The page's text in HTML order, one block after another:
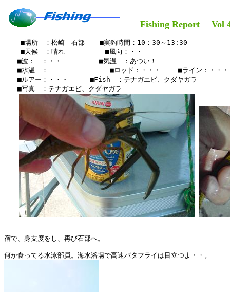
Fishing Report Vol
    ■場所　：松崎　石部　  ■実釣時間：10：30～13:30
    ■天候　：晴れ 　    　　■風向：・・
■波：　：・・　　　　 　■気温　：あつい！
■水温　：　　　　　　　  　■ロッド：・・・ 　　■ライン：・・・
■ルアー：・・・　　  ■Fish　：テナガエビ、クダヤガラ
■写真　：テナガエビ、クダヤガラ
宿で、身支度をし、再び石部へ。